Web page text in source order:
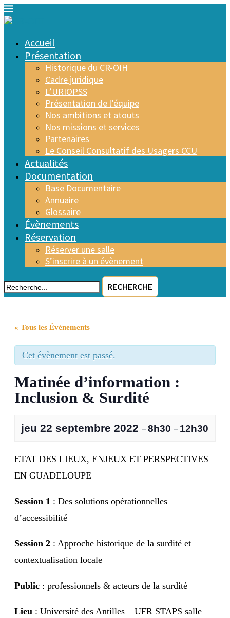
Accueil
Présentation
Historique du CR-OIH
Cadre juridique
L’URIOPSS
Présentation de l’équipe
Nos ambitions et atouts
Nos missions et services
Partenaires
Le Conseil Consultatif des Usagers CCU
Actualités
Documentation
Base Documentaire
Annuaire
Glossaire
Évènements
Réservation
Réserver une salle
S’inscrire à un évènement
RECHERCHE
« Tous les Évènements
Cet évènement est passé.
Matinée d’information :
Inclusion & Surdité
jeu 22 septembre 2022 – 8h30 – 12h30
ETAT DES LIEUX, ENJEUX ET PERSPECTIVES
EN GUADELOUPE
Session 1 : Des solutions opérationnelles
d’accessibilité
Session 2 : Approche historique de la surdité et
contextualisation locale
Public : professionnels & acteurs de la surdité
Lieu : Université des Antilles – UFR STAPS salle